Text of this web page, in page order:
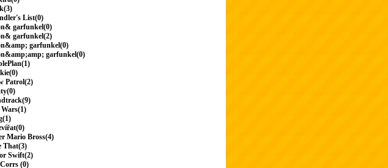
List(0)
garfunkel(0)
garfunkel(2)
garfunkel(0)
garfunkel(0)
Patrol(2)
Mario Bross(4)
That(3)
Swift(2)
(0)